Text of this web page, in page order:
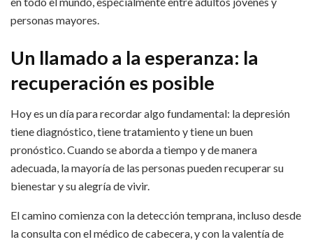
personas mayores.
Un llamado a la esperanza: la
recuperación es posible
Hoy es un día para recordar algo fundamental: la depresión
tiene diagnóstico, tiene tratamiento y tiene un buen
pronóstico. Cuando se aborda a tiempo y de manera
adecuada, la mayoría de las personas pueden recuperar su
bienestar y su alegría de vivir.
El camino comienza con la detección temprana, incluso desde
la consulta con el médico de cabecera, y con la valentía de